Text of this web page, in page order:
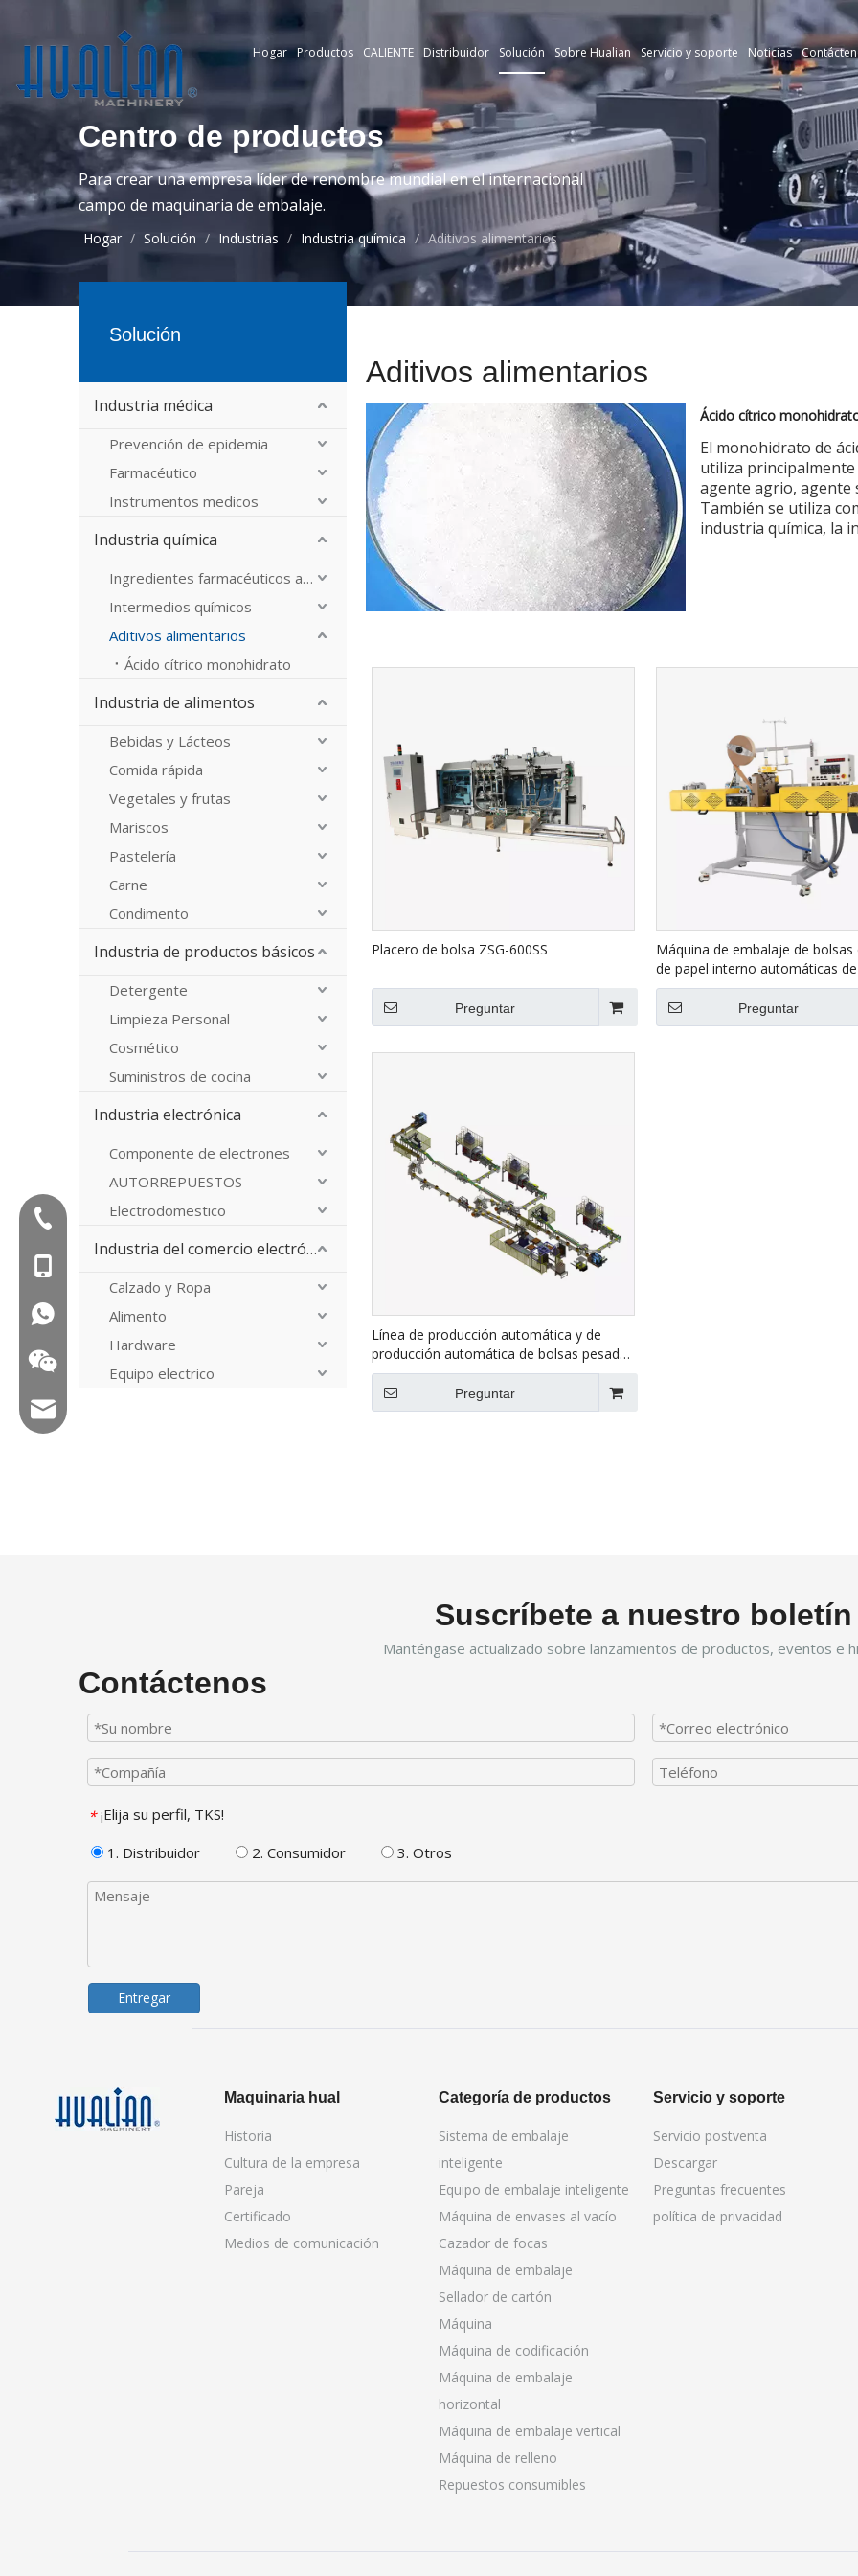
Hogar Productos CALIENTE Distribuidor Solución Sobre Hualian Servicio y soporte Noticias
Centro de productos
Para crear una empresa líder de renombre mundial en el internacional
campo de maquinaria de embalaje.
Hogar / Solución / Industrias / Industria química / Aditivos alimentarios
Solución
Industria médica
Prevención de epidemia
Farmacéutico
Instrumentos medicos
Industria química
Ingredientes farmacéuticos activos
Intermedios químicos
Aditivos alimentarios
Ácido cítrico monohidrato
Industria de alimentos
Bebidas y Lácteos
Comida rápida
Vegetales y frutas
Mariscos
Pastelería
Carne
Condimento
Industria de productos básicos
Detergente
Limpieza Personal
Cosmético
Suministros de cocina
Industria electrónica
Componente de electrones
AUTORREPUESTOS
Electrodomestico
Industria del comercio electrónico
Calzado y Ropa
Alimento
Hardware
Equipo electrico
Aditivos alimentarios
Ácido cítrico
El monohidrato de
utiliza
agente agrio, agente
También se utiliza
industria química, la
Placero de bolsa ZSG-600SS
Preguntar
Máquina de embalaje de bolsas
de papel interno automáticas
interno de Hualian con
332C
Preguntar
Línea de producción automática y de
producción automática de bolsas pesadas
XFB
Preguntar
Suscríbete a nuestro boletín
Manténgase actualizado sobre lanzamientos de productos, eventos e
Contáctenos
* ¡Elija su perfil, TKS!
1. Distribuidor
2. Consumidor 3. Otros
Entregar
Maquinaria hual
Historia
Cultura de la empresa
Pareja
Certificado
Medios de comunicación
Categoría de productos
Sistema de embalaje
inteligente
Equipo de embalaje inteligente
Máquina de envases al vacío
Cazador de focas
Máquina de embalaje
Sellador de cartón
Máquina
Máquina de codificación
Máquina de embalaje
horizontal
Máquina de embalaje vertical
Máquina de relleno
Repuestos consumibles
Servicio y soporte
Servicio postventa
Descargar
Preguntas frecuentes
política de privacidad
Tel:+86-577-88627766
WA: 0086 18858715170